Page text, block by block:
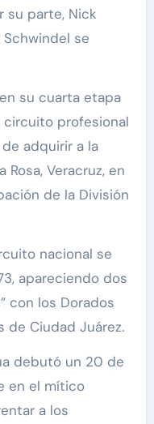
su parte, Nick
Schwindel se
su cuarta etapa
circuito profesional
adquirir a la
Veracruz, en
de la División
nacional se
apareciendo dos
con los Dorados
de Ciudad Juárez.
debutó un 20 de
en el mítico
a los